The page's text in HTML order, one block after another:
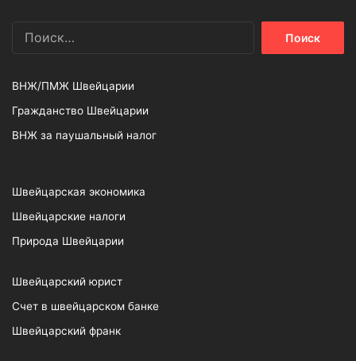
ВНЖ/ПМЖ Швейцарии
Гражданство Швейцарии
ВНЖ за паушальный налог
Швейцарская экономика
Швейцарские налоги
Природа Швейцарии
Швейцарский юрист
Счет в швейцарском банке
Швейцарский франк